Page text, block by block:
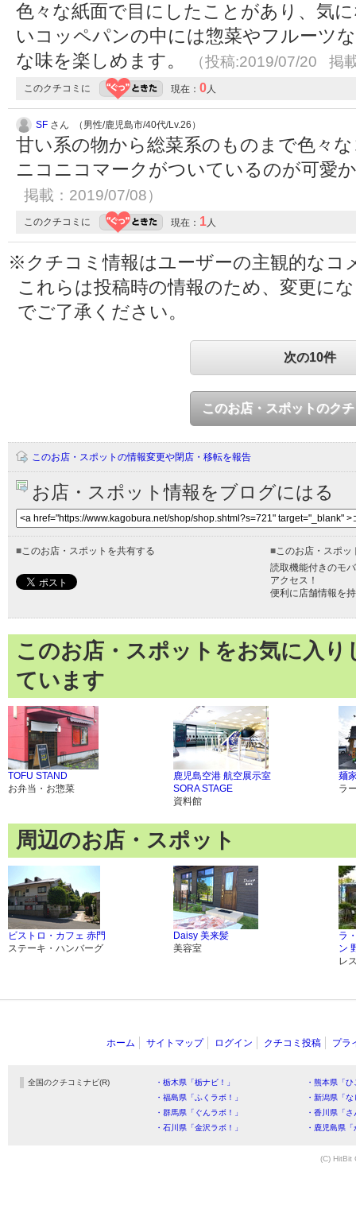
色々な紙面で目にしたことがあり、気
いコッペパンの中には惣菜やフルーツ
な味を楽しめます。
（投稿:2019/07/20 掲
このクチコミに 現在： 0人
SF さん （男性/鹿児島市/40代/Lv.26）
甘い系の物から総菜系のものまで色々
ニコニコマークがついているのが可愛
掲載：2019/07/08）
このクチコミに 現在： 1人
※クチコミ情報はユーザーの主観的なコ
これらは投稿時の情報のため、変更に
でご了承ください。
次の10件
このお店・スポットのク
このお店・スポットの情報変更や閉店・移転を報告
お店・スポット情報をブログにはる
■このお店・スポットを共有する ■このお店・スポッ
読取機能付きのモ
アクセス！
便利に店舗情報を
このお店・スポットをお気に入
ています
TOFU STAND
お弁当・お惣菜
鹿児島空港 航空展示室
SORA STAGE
資料館
麺
ラ
周辺のお店・スポット
ビストロ・カフェ 赤門
ステーキ・ハンバーグ
Daisy 美来髪
美容室
ラ
ン
レ
ホーム サイトマップ ログイン クチコミ投稿 プラ
全国のクチコミナビ(R) ・栃木県「栃ナビ！」
・熊本県「
・福島県「ふくラボ！」
・新潟県「
・群馬県「ぐんラボ！」
・香川県「
・石川県「金沢ラボ！」
・鹿児島県
(C) HitBit